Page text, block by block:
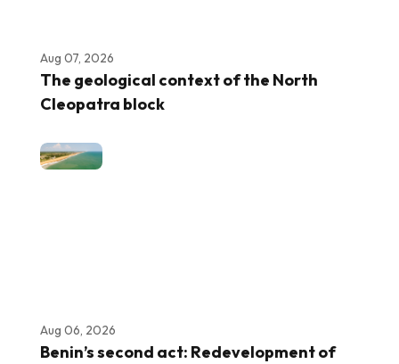
Aug 07, 2026
The geological context of the North
Cleopatra block
Aug 06, 2026
Benin’s second act: Redevelopment of